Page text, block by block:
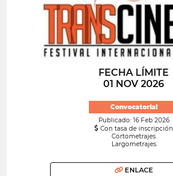
FECHA LÍMITE
01 NOV 2026
Convocatoria!
Publicado: 16 Feb 2026
Con tasa de inscripción
Cortometrajes
Largometrajes
ENLACE